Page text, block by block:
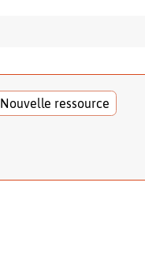
Nouvelle ressource